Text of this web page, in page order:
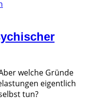
welche Gründe
eigentlich
tun?